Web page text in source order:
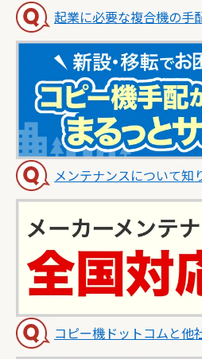
起業に必要な複合機の手
メンテナンスについて知
コピー機ドットコムと他